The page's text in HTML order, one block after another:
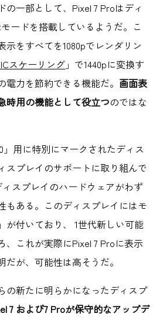
の一部として、Pixel 7 Proはディ
ードを搭載しているようだ。こ
示をすべてを1080pでレンダリン
スケーリング 」で1440pに変換す
力を節約できる機能だ。 画面表
時用の機能として役立つのではな
」用に特別にマークされたディス
スプレイのサポートに取り組んで
スプレイのハードウェアがわず
もある。このディスプレイにはモ
が付いており、 1世代新しい可能
、これが実際にPixel 7 Proに表示
が、可能性は高そうだ。
の新たに明らかになったディスプ
7 および7 Proが保守的なアップデ